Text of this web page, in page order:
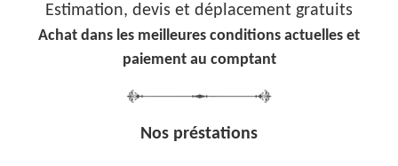
Estimation, devis et déplacement gratuits
Achat dans les meilleures conditions actuelles et
paiement au comptant
Nos préstations